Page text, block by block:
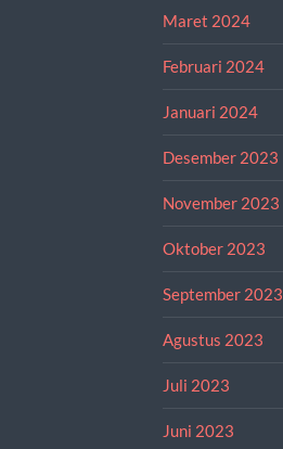
Maret 2024
Februari 2024
Januari 2024
Desember 2023
November 2023
Oktober 2023
September 2023
Agustus 2023
Juli 2023
Juni 2023